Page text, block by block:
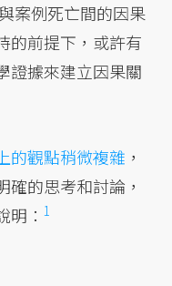
案例死亡間的因果
的前提下，或許有
證據來建立因果關
的觀點稍微複雜 ，
的思考和討論，
明：1